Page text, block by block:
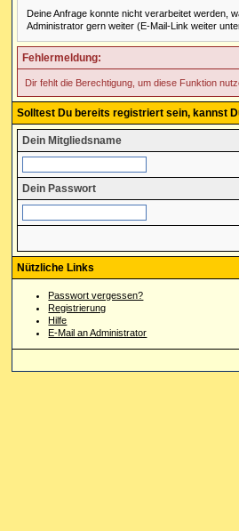
Deine Anfrage konnte nicht verarbeitet werden,
Administrator gern weiter (E-Mail-Link weiter
Fehlermeldung:
Dir fehlt die Berechtigung, um diese Funktion
Solltest Du bereits registriert sein, kannst
Dein Mitgliedsname
Dein Passwort
Nützliche Links
Passwort vergessen?
Registrierung
Hilfe
E-Mail an Administrator